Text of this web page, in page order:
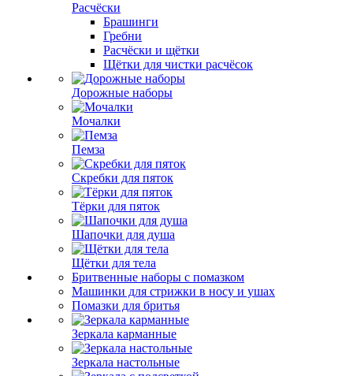
Расчёски
Брашинги
Гребни
Расчёски и щётки
Щётки для чистки расчёсок
Дорожные наборы
Мочалки
Пемза
Скребки для пяток
Тёрки для пяток
Шапочки для душа
Щётки для тела
Бритвенные наборы с помазком
Машинки для стрижки в носу и ушах
Помазки для бритья
Зеркала карманные
Зеркала настольные